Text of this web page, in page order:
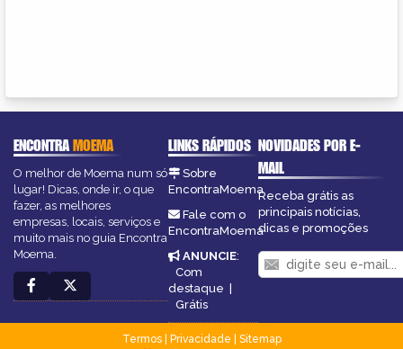
ENCONTRAMOEMA
O melhor de Moema num só
lugar! Dicas, onde ir, o que
fazer, as melhores
empresas, locais, serviços e
muito mais no guia Encontra
Moema.
LINKS RÁPIDOS
Sobre
EncontraMoema
Fale com o
EncontraMoema
ANUNCIE:
Com
destaque
Grátis
NOVIDADES POR E-
MAIL
Receba grátis as
principais notícias,
dicas e promoções
Termos| Privacidade
Sitemap